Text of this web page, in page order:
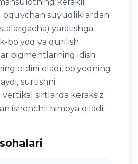
oquvchan suyuqliklardan
yaratishga
bo'yoq va qurilish
pigmentlarning idish
oldini oladi, bo'yoqning
surtishni
vertikal sirtlarda keraksiz
ishonchli himoya qiladi.